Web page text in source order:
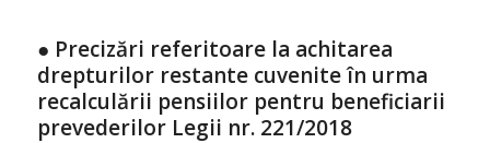
● Precizări referitoare la achitarea
drepturilor restante cuvenite în urma
recalculării pensiilor pentru beneficiarii
prevederilor Legii nr. 221/2018